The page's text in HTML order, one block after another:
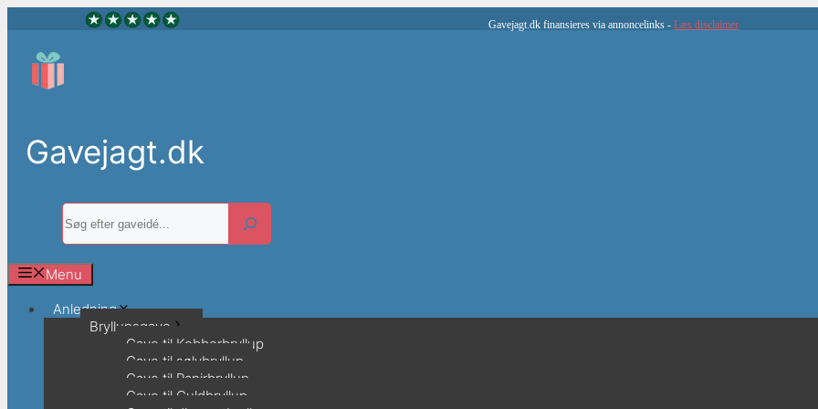
Gavejagt.dk finansieres via annoncelinks - Læs disclaimer
Gavejagt.dk
Søg
Menu
Anledning
Bryllupsgave
Gave til Kobberbryllup
Gave til sølvbryllup
Gave til Papirbryllup
Gave til Guldbryllup